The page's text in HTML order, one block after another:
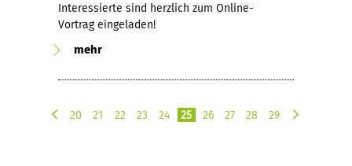
Interessierte sind herzlich zum Online-
Vortrag eingeladen!
mehr
20 21 22 23 24 25 26 27 28
29